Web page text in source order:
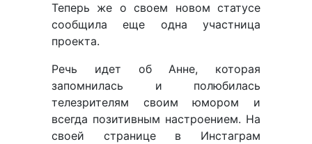
Теперь же о своем новом статусе
сообщила еще одна участница
проекта.
Речь идет об Анне, которая
запомнилась и полюбилась
телезрителям своим юмором и
всегда позитивным настроением. На
своей странице в Инстаграм